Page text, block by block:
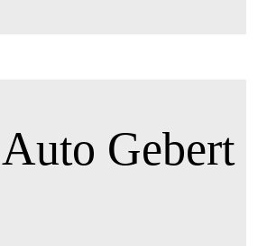
Gebert